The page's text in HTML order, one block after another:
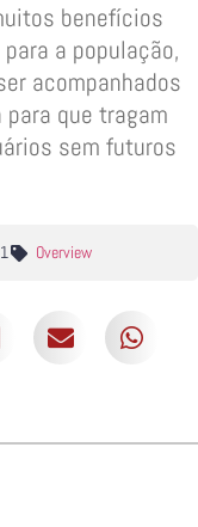
benefícios
a população,
acompanhados
que tragam
sem futuros
Overview